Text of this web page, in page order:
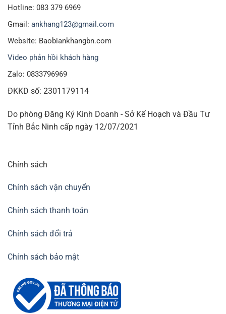
Hotline: 083 379 6969
Gmail: ankhang123@gmail.com
Website: Baobiankhangbn.com
Video phản hồi khách hàng
Zalo: 0833796969
ĐKKD số: 2301179114
Do phòng Đăng Ký Kinh Doanh - Sở Kế Hoạch và Đầu Tư
Tỉnh Bắc Ninh cấp ngày 12/07/2021
Chính sách
Chính sách vận chuyển
Chính sách thanh toán
Chính sách đổi trả
Chính sách bảo mật